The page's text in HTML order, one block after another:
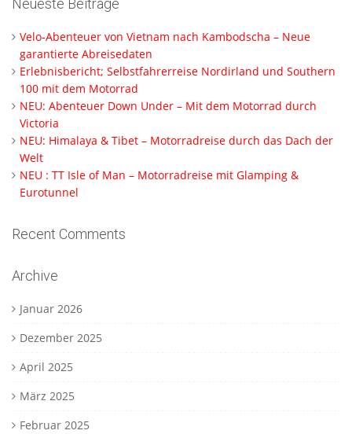
Neueste Beiträge
Velo-Abenteuer von Vietnam nach Kambodscha – Neue
garantierte Abreisedaten
Erlebnisbericht; Selbstfahrerreise Nordirland und Southern
100 mit dem Motorrad
NEU: Abenteuer Down Under – Mit dem Motorrad durch
Victoria
NEU: Himalaya & Tibet – Motorradreise durch das Dach der
Welt
NEU : TT Isle of Man – Motorradreise mit Glamping &
Eurotunnel
Recent Comments
Archive
Januar 2026
Dezember 2025
April 2025
März 2025
Februar 2025